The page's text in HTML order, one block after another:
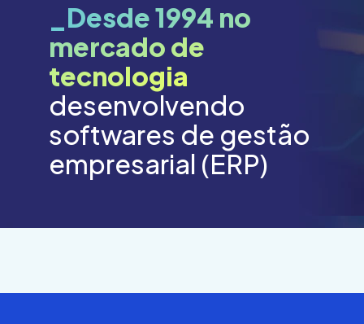
_Desde 1994 no
mercado de
tecnologia
desenvolvendo
softwares de gestão
empresarial (ERP)